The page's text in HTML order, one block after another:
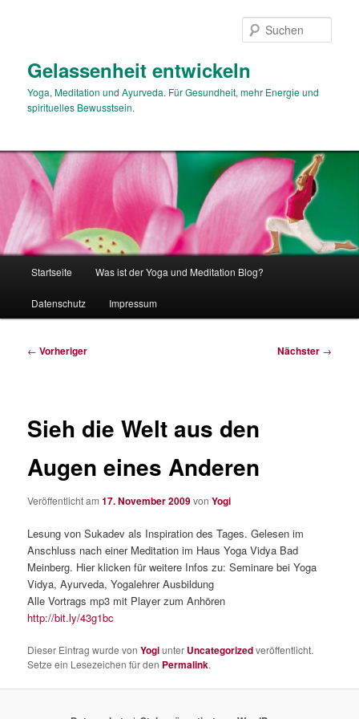
Gelassenheit entwickeln
Yoga, Meditation und Ayurveda. Für Gesundheit, mehr Energie und
spirituelles Bewusstsein.
Startseite Was ist der Yoga und Meditation Blog?
Datenschutz Impressum
Beitragsnavigation
← Vorheriger Nächster →
Sieh die Welt aus den
Augen eines Anderen
Veröffentlicht am17. November 2009vonYogi
Lesung von Sukadev als Inspiration des Tages. Gelesen im
Anschluss nach einer Meditation im Haus Yoga Vidya Bad
Meinberg. Hier klicken für weitere Infos zu: Seminare bei Yoga
Vidya, Ayurveda, Yogalehrer Ausbildung
Alle Vortrags mp3 mit Player zum Anhören
http://bit.ly/43g1bc
Dieser Eintrag wurde vonYogiunter Uncategorizedveröffentlicht.
Setze ein Lesezeichen für den Permalink.